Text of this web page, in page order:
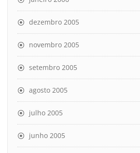
dezembro 2005
novembro 2005
setembro 2005
agosto 2005
julho 2005
junho 2005